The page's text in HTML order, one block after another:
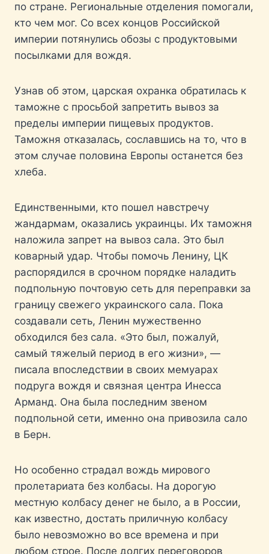
по стране. Региональные отделения помогали,
кто чем мог. Со всех концов Российской
империи потянулись обозы с продуктовыми
посылками для вождя.
Узнав об этом, царская охранка обратилась к
таможне с просьбой запретить вывоз за
пределы империи пищевых продуктов.
Таможня отказалась, сославшись на то, что в
этом случае половина Европы останется без
хлеба.
Единственными, кто пошел навстречу
жандармам, оказались украинцы. Их таможня
наложила запрет на вывоз сала. Это был
коварный удар. Чтобы помочь Ленину, ЦК
распорядился в срочном порядке наладить
подпольную почтовую сеть для переправки за
границу свежего украинского сала. Пока
создавали сеть, Ленин мужественно
обходился без сала. «Это был, пожалуй,
самый тяжелый период в его жизни», —
писала впоследствии в своих мемуарах
подруга вождя и связная центра Инесса
Арманд. Она была последним звеном
подпольной сети, именно она привозила сало
в Берн.
Но особенно страдал вождь мирового
пролетариата без колбасы. На дорогую
местную колбасу денег не было, а в России,
как известно, достать приличную колбасу
было невозможно во все времена и при
любом строе. После долгих переговоров